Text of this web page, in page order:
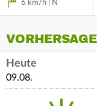
6 km/h | N
VORHERSAGE
Heute
09.08.